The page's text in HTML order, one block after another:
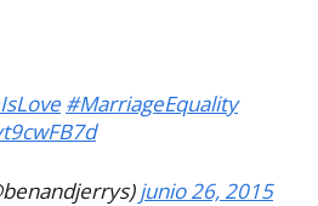
#MarriageEquality
junio 26, 2015